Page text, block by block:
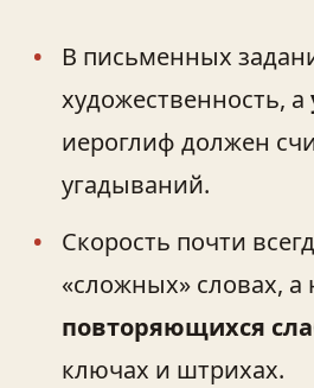
В письменных
художественность, а
иероглиф должен
угадываний.
Скорость почти
«сложных» словах, а
повторяющихся
ключах и штрихах.